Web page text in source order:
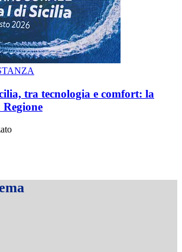
tra tecnologia e comfort: la
Regione